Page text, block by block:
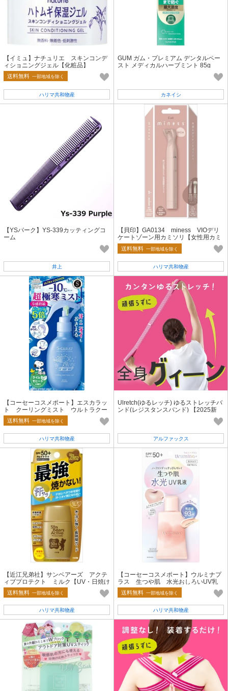
【イミュ】ナチュリエ スキンコンデ
ィショニングジェル【化粧品】
送料無料 一部地域を除く
ハリマ共和物産
GUM ガム・プレミアム デンタルペー
スト メディカルハーブミント 85g
カネイシ
【YSパーク】YS-339カッティングコ
ーム
井上
【貝印】GA0134 miness VIOデリ
ケートゾーン用カミソリ【女性用カミ
ソリ】
送料無料 一部地域を除く
ハリマ共和物産
【コーセーコスメポート】エスカラッ
ト クーリングミスト ウルトラクー
ル【制汗剤・デオドラント】
送料無料 一部地域を除く
ハリマ共和物産
Ulretch(ゆるレッチ) ゆるストレッチバ
ンド(レジスタンスバンド) 【2025新
アルファックス
【近江兄弟社】サンベアーズ アクテ
ィブプロテクト ミルク【UV・日焼け
止め】
送料無料 一部地域を除く
ハリマ共和物産
【コーセーコスメポート】ウルミナプ
ラス 生つや肌 水光おしろいUV乳
液 01（ナチュラルベージュ）
送料無料 一部地域を除く
ハリマ共和物産